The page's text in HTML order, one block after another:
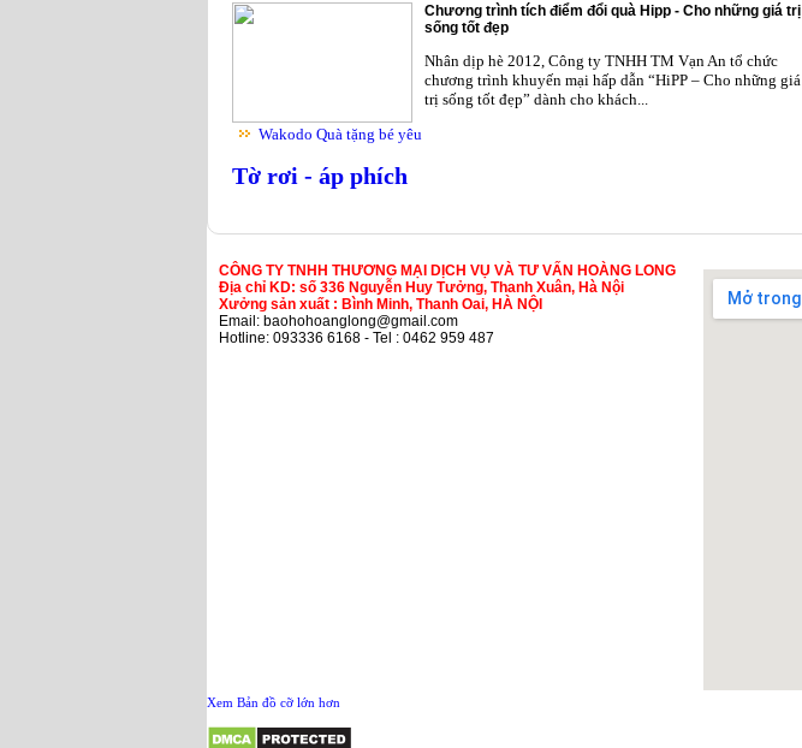
Chương trình tích điểm đổi quà Hipp - Cho những giá trị
sống tốt đẹp
Nhân dịp hè 2012, Công ty TNHH TM Vạn An tổ chức
chương trình khuyến mại hấp dẫn “HiPP – Cho những giá
trị sống tốt đẹp” dành cho khách...
Wakodo Quà tặng bé yêu
Tờ rơi - áp phích
CÔNG TY TNHH THƯƠNG MẠI DỊCH VỤ VÀ TƯ VẤN HOÀNG LONG
Địa chỉ KD: số 336 Nguyễn Huy Tưởng, Thanh Xuân, Hà Nội
Xưởng sản xuất : Bình Minh, Thanh Oai, HÀ NỘI
Email: baohohoanglong@gmail.com
Hotline: 093336 6168 - Tel : 0462 959 487
Xem Bản đồ cỡ lớn hơn